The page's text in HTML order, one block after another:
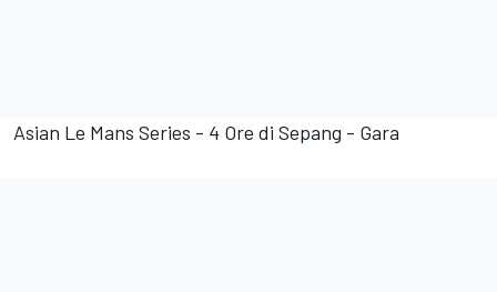
Asian Le Mans Series - 4 Ore di Sepang - Gara